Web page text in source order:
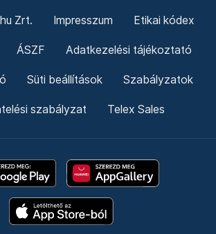
Zrt. Impresszum Etikai kódex
ÁSZF Adatkezelési tájékoztató
Süti beállítások Szabályzatok
szabályzat Telex Sales